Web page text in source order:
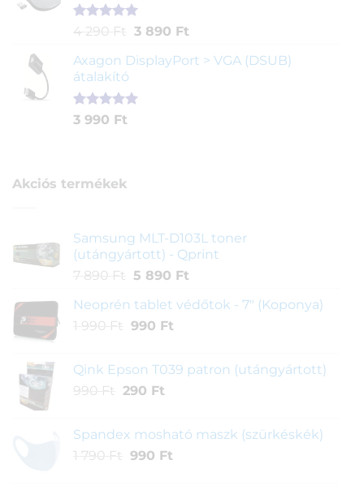
Értékelés
ből,
1
értékelés
alapján
4 290 Ft Original
was:
290 Ft.
3 890 FtCurrent
is:
Axagon DisplayPort > VGA (DSUB)
átalakító
Értékelés
1
3 990 Ft
Akciós termékek
Samsung MLT-D103L toner
(utángyártott) - Qprint
7 890 Ft
Original
was:
7
5 890 FtCurrent
is:
Neoprén tablet védőtok - 7" (Koponya)
1 990 Ft
Original
1
990 Ft.
990 FtCurrent
990 Ft.
Qink Epson T039 patron (utángyártott)
990 Ft
Original
990 Ft.
290 FtCurrent
290 Ft.
Spandex mosható maszk (szürkéskék)
1 790 Ft
Original
990 FtCurrent